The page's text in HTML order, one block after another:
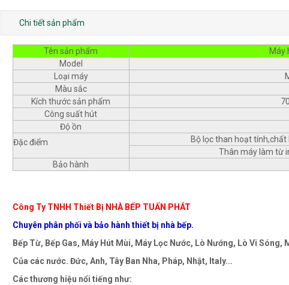
Chi tiết sản phẩm
Tên sản phẩm
Máy
Model
Loại máy
Màu sắc
Kích thước sản phẩm
Công suất hút
Độ ồn
Đặc điểm
Bộ lọc than hoạt
Thân máy làm từ
Bảo hành
Công Ty TNHH Thiết Bị NHÀ BẾP TUẤN PHÁT
Chuyên phân phối và bảo hành thiết bị nhà bếp.
Bếp Từ, Bếp Gas, Máy Hút Mùi, Máy Lọc Nước, Lò Nướng, Lò Vi Sóng,
Của các nước. Đức, Anh, Tây Ban Nha, Pháp, Nhật, Italy...
Các thương hiệu nổi tiếng như: